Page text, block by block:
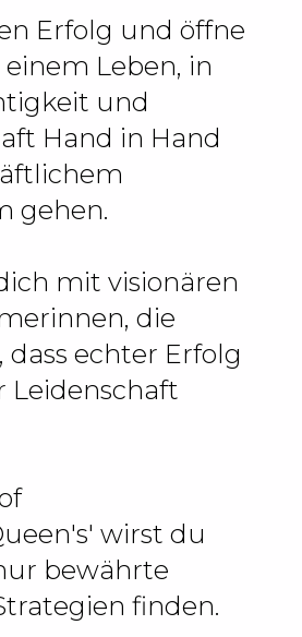
Erfolg und öffne
Leben, in
und
Hand in Hand
gehen.
mit visionären
die
dass echter Erfolg
Leidenschaft
wirst du
bewährte
finden.